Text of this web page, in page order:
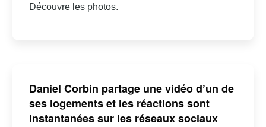
Découvre les photos.
Daniel Corbin partage une vidéo d’un de
ses logements et les réactions sont
instantanées sur les réseaux sociaux